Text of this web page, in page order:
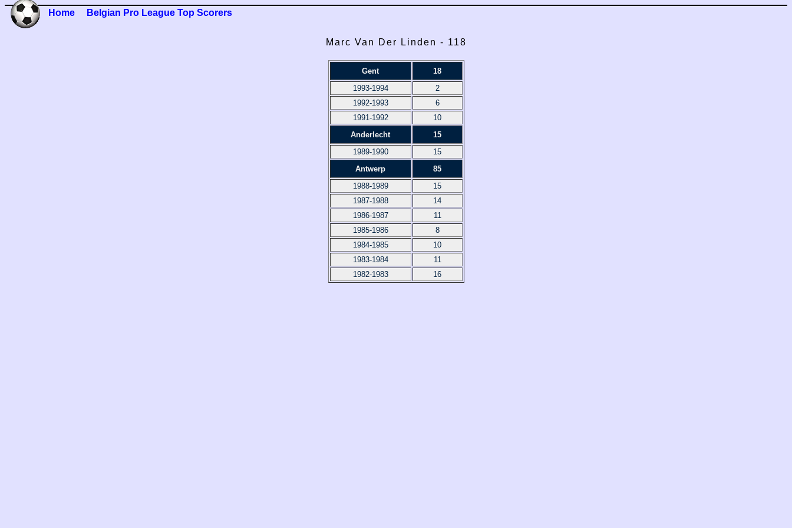
Home Belgian Pro League Top Scorers
Marc Van Der Linden - 118
Gent
18
1993-1994
2
1992-1993
6
1991-1992
10
Anderlecht
15
1989-1990
15
Antwerp
85
1988-1989
15
1987-1988
14
1986-1987
11
1985-1986
8
1984-1985
10
1983-1984
11
1982-1983
16